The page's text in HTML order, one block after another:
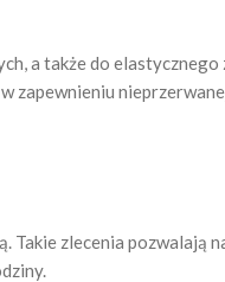
a także do elastycznego
zapewnieniu
Takie zlecenia pozwalają